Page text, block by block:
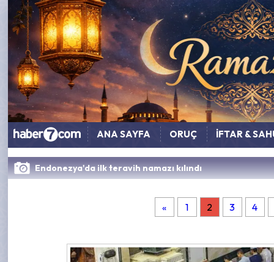
ANA SAYFA ORUÇ İFTAR &
Endonezya'da ilk teravih namazı kılındı
« 1 2 3 4